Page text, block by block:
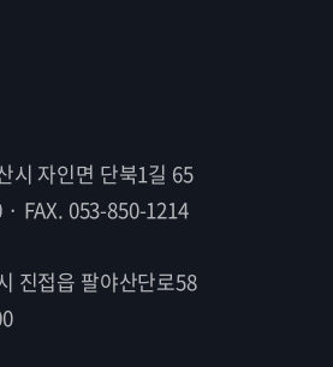
시 자인면 단북1길 65
FAX. 053-850-1214
진접읍 팔야산단로58